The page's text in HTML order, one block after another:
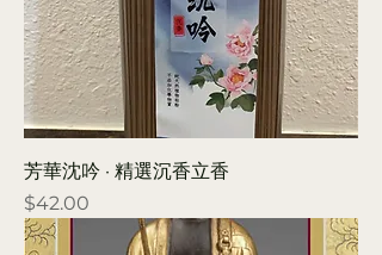
芳華沈吟 · 精選沉香立香
Price
$42.00